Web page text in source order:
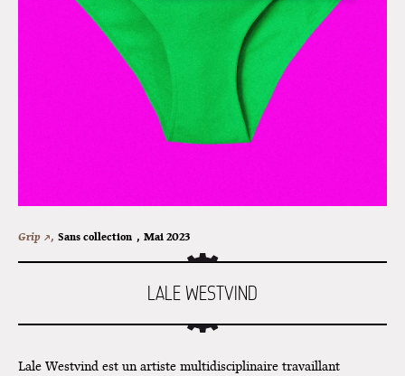
Grip ↗, Sans collection , Mai 2023
LALE WESTVIND
Lale Westvind est un artiste multidisciplinaire travaillant
Superette de noël à Pola
L'exposition de Fungirl à
Lancements de "Ras le bol" de
Cardon
Pich à Paris et Vincennes !
Bruxelles